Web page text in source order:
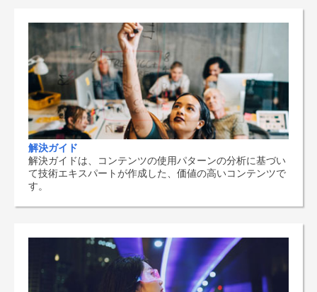
解決ガイド
解決ガイドは、コンテンツの使用パターンの分析に基づい
て技術エキスパートが作成した、価値の高いコンテンツで
す。